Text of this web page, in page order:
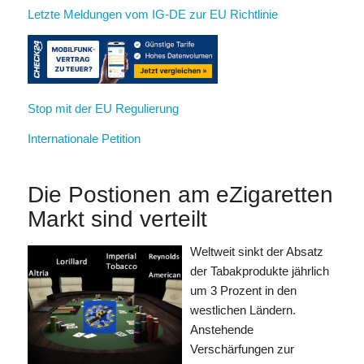
Letzte Meldungen vom IG-DE zur EU Richtlinie
Stop mit der EU Regulierung
Internationale Petition
Die Postionen am eZigaretten
Markt sind verteilt
Weltweit sinkt der Absatz
der Tabakprodukte jährlich
um 3 Prozent in den
westlichen Ländern.
Anstehende
Verschärfungen zur